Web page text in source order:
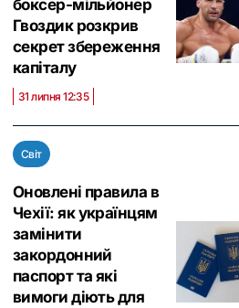
боксер-мільйонер
Гвоздик розкрив
секрет збереження
капіталу
31 липня 12:35
Світ
Оновлені правила в
Чехії: як українцям
замінити
закордонний
паспорт та які
вимоги діють для